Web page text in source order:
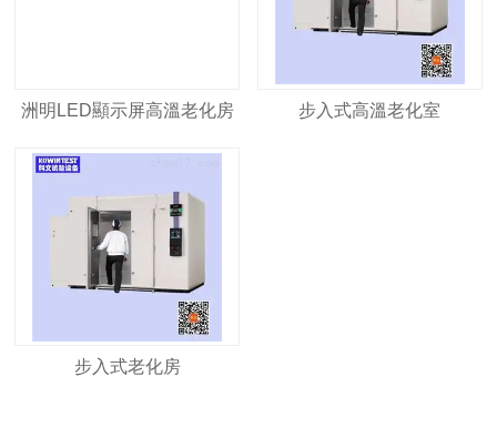
洲明LED顯示屏高溫老化房 步入式高溫老化室
步入式老化房